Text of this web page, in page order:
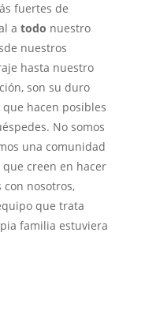
fuertes de
a todo nuestro
nuestros
hasta nuestro
son su duro
hacen posibles
No somos
una comunidad
creen en hacer
con nosotros,
que trata
familia estuviera